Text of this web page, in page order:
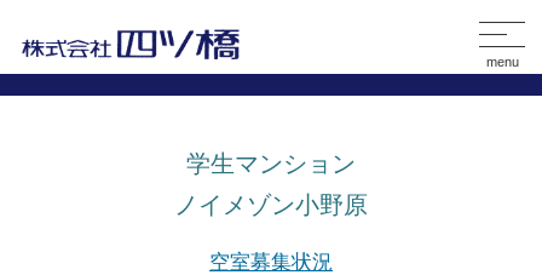
menu
学生マンション
ノイメゾン小野原
空室募集状況